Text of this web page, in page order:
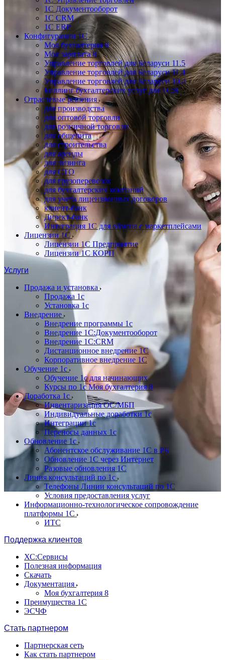
1С Документооборот
1С CRM
1С ERP
Конфигурации 1С
Моя бухгалтерия 8
Моя зарплата 8
Управление торговлей для Беларуси 11.5
Управление торговлей для Беларуси 11.4
Управление торговлей для Беларуси 10.4
Биллинг бухгалтерских услуг для 1С:8
Отраслевые решения
для производства
для оптовой торговли
для розничной торговли
для общепита
для строительства
для аренды
для лизинга
для СТО
для грузоперевозок
для бухгалтерских компаний
для учета лицензионных договоров
клиент-банк
Директ-банк
Интеграция 1C для обмена с маркетплейсами
Лицензии 1С
Лицензии 1С Предприятие
Лицензии 1С КОРП
Услуги
Продажа и установка
Продажа 1с
Установка 1с
Внедрение
Внедрение программы 1с
Внедрение 1С:Документооборот
Внедрение 1С:CRM
Дистанционное внедрение 1С
Корпоративное внедрение 1С
Обучение 1с
Обучение 1с для начинающих
Курсы по 1с Моя бухгалтерия 8
Доработка 1с
Инвентаризация ОС/МБП
Индивидуальные доработки 1с
Интеграции 1с
Переносы данных 1с
Обновление 1с
Абонентское обслуживание 1С в РБ
Обновление 1С через Интернет
Разовые обновления 1С
Линия консультаций по 1с
Телефоны Линии консультаций по 1С
Условия предоставления услуг
Информационно-технологическое сопровождение
платформы 1С
ИТС
Поддержка клиентов
ХС:Сервисы
Полезная информация
Скачать
Документация
Моя бухгалтерия 8
Преимущества 1С
ЭСЧФ
Стать партнером
Партнерская сеть
Как стать партнером